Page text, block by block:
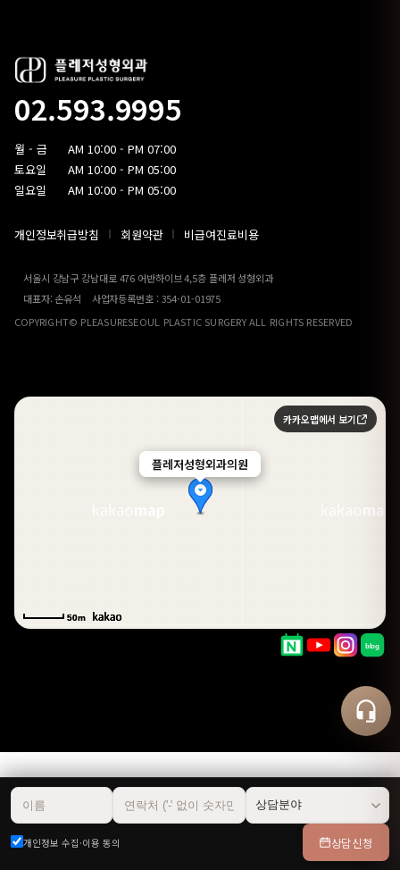
02.593.9995
월 - 금
AM 10:00 - PM 07:00
토요일
AM 10:00 - PM 05:00
일요일
AM 10:00 - PM 05:00
개인정보취급방침 회원약관 비급여진료비용
서울시 강남구 강남대로 476 어반하이브 4,5층 플레저 성형외과
대표자: 손유석 사업자등록번호 : 354-01-01975
COPYRIGHT© PLEASURESEOUL PLASTIC SURGERY ALL RIGHTS RESERVED
플레저성형외과의원
50m
플레저성형외과의원
50m
카카오맵에서 보기
개인정보 수집·이용 동의 상담신청